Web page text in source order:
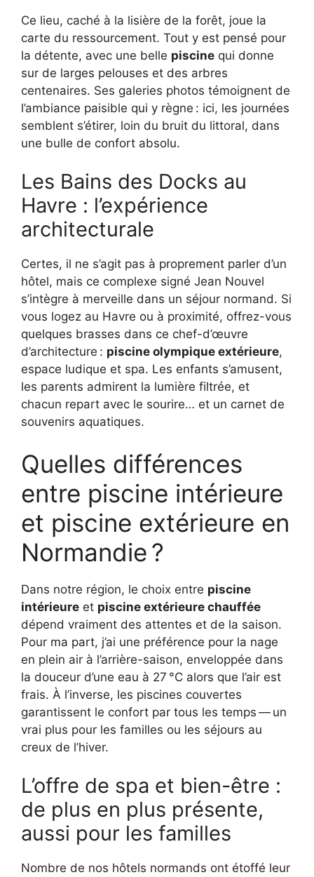
Ce lieu, caché à la lisière de la forêt, joue la
carte du ressourcement. Tout y est pensé pour
la détente, avec une belle piscine qui donne
sur de larges pelouses et des arbres
centenaires. Ses galeries photos témoignent de
l’ambiance paisible qui y règne : ici, les journées
semblent s’étirer, loin du bruit du littoral, dans
une bulle de confort absolu.
Les Bains des Docks au
Havre : l’expérience
architecturale
Certes, il ne s’agit pas à proprement parler d’un
hôtel, mais ce complexe signé Jean Nouvel
s’intègre à merveille dans un séjour normand. Si
vous logez au Havre ou à proximité, offrez-vous
quelques brasses dans ce chef-d’œuvre
d’architecture : piscine olympique extérieure,
espace ludique et spa. Les enfants s’amusent,
les parents admirent la lumière filtrée, et
chacun repart avec le sourire… et un carnet de
souvenirs aquatiques.
Quelles différences
entre piscine intérieure
et piscine extérieure en
Normandie ?
Dans notre région, le choix entre piscine
intérieure et piscine extérieure chauffée
dépend vraiment des attentes et de la saison.
Pour ma part, j’ai une préférence pour la nage
en plein air à l’arrière-saison, enveloppée dans
la douceur d’une eau à 27 °C alors que l’air est
frais. À l’inverse, les piscines couvertes
garantissent le confort par tous les temps — un
vrai plus pour les familles ou les séjours au
creux de l’hiver.
L’offre de spa et bien-être :
de plus en plus présente,
aussi pour les familles
Nombre de nos hôtels normands ont étoffé leur